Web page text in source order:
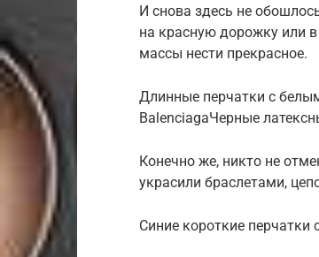
И снова здесь не
на красную дорожку или
массы нести прекрасное.
Длинные перчатки с
BalenciagaЧерные
Конечно же, никто не
украсили браслетами,
Синие короткие перчатки